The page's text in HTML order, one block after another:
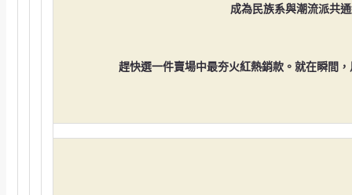
成為民族系與潮流派共
趕快選一件賣場中最夯火紅熱銷款。 就在瞬間